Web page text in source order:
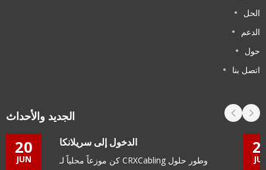
الحل
الدعم
حول
اتصل بنا
الجديد والأحداث
20
JUN
الدخول إلى سريلانكا
كن موزعاً محلياً لـ CRXCabling وطور حلول